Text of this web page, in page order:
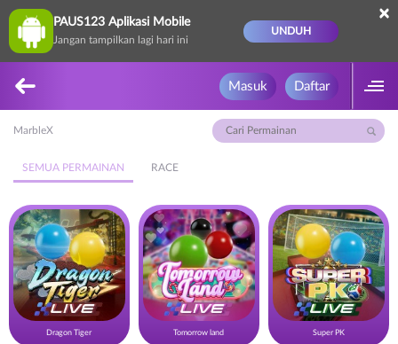
PAUS123 Aplikasi Mobile
Jangan tampilkan lagi hari ini
UNDUH
×
Masuk Daftar
MarbleX
SEMUA PERMAINAN RACE
Dragon Tiger Tomorrow land Super PK